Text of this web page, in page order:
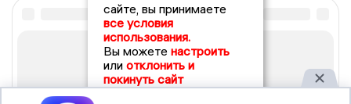
сайте, вы принимаете
все условия
использования.
Вы можете настроить
или отклонить и
покинуть сайт